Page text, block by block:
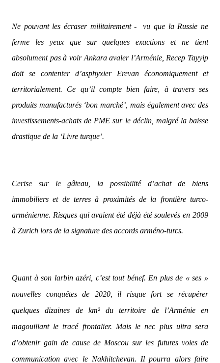
Ne pouvant les écraser militairement -
vu que la Russie ne
ferme les yeux que sur quelques exactions et ne tient
absolument pas à voir Ankara avaler l’Arménie, Recep Tayyip
doit se contenter d’asphyxier Erevan économiquement et
territorialement. Ce qu’il compte bien faire, à travers ses
produits manufacturés ‘bon marché’, mais également avec des
investissements-achats de PME sur le déclin, malgré la baisse
drastique de la ‘Livre turque’.
Cerise sur le gâteau, la possibilité d’achat de biens
immobiliers et de terres à proximités de la frontière turco-
arménienne. Risques qui avaient été déjà été soulevés en 2009
à Zurich lors de la signature des accords arméno-turcs.
Quant à son larbin azéri, c’est tout bénef. En plus de « ses »
nouvelles conquêtes de 2020, il risque fort se récupérer
quelques dizaines de km² du territoire de l’Arménie en
magouillant le tracé frontalier. Mais le nec plus ultra sera
d’obtenir gain de cause de Moscou sur les futures voies de
communication avec le Nakhitchevan. Il pourra alors faire